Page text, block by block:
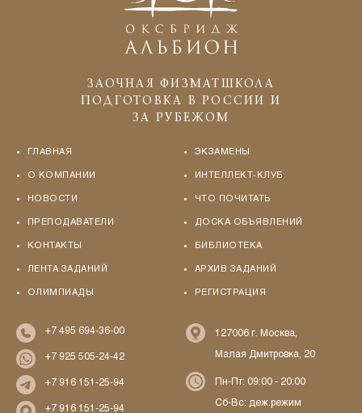
ЗАОЧНАЯ ФИЗМАТШКОЛА
ПОДГОТОВКА В РОССИИ И
ЗА РУБЕЖОМ
ГЛАВНАЯ
О КОМПАНИИ
НОВОСТИ
ПРЕПОДАВАТЕЛИ
КОНТАКТЫ
ЛЕНТА ЗАДАНИЙ
ОЛИМПИАДЫ
ЭКЗАМЕНЫ
ИНТЕЛЛЕКТ-КЛУБ
ЧТО ПОЧИТАТЬ
ДОСКА ОБЪЯВЛЕНИЙ
БИБЛИОТЕКА
АРХИВ ЗАДАНИЙ
РЕГИСТРАЦИЯ
+7 495 694-36-00
+7 925 505-24-42
+7 916 151-25-94
+7 916 151-25-94
127006 г. Москва,
Малая Дмитровка, 20
Пн-Пт: 09:00 - 20:00
Сб-Вс: деж.режим